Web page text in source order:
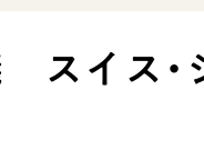
和の文化」を構築
器の廃絶に向け連帯を拡大
スイス・